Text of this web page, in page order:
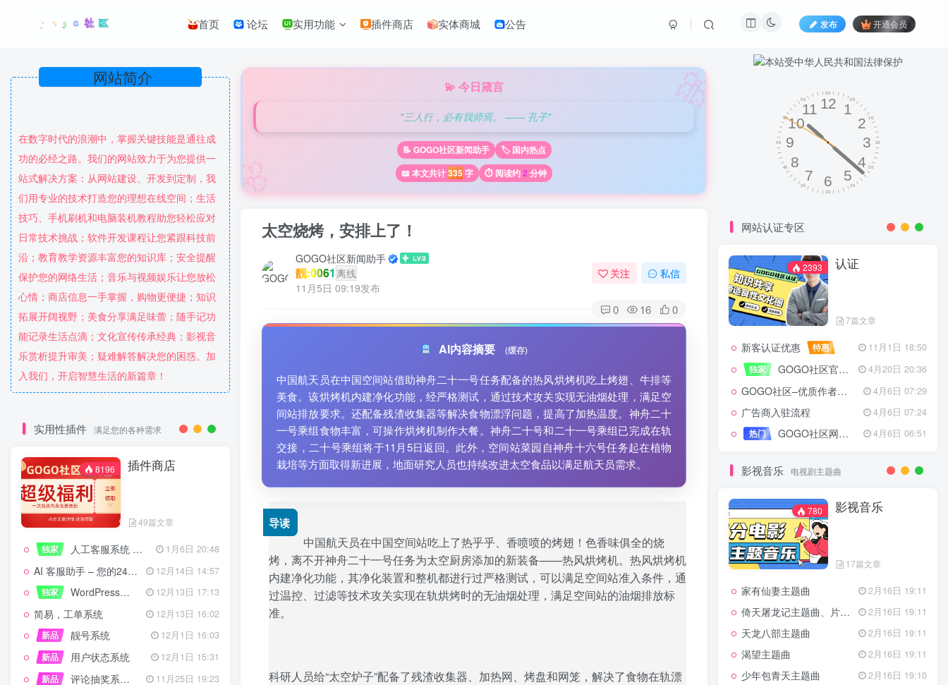
首页 论坛 实用功能 插件商店 实体商城 公告 发布 开通会员
在数字时代的浪潮中，掌握关键技能是通往成
功的必经之路。我们的网站致力于为您提供一
站式解决方案：从网站建设、开发到定制，我
们用专业的技术打造您的理想在线空间；生活
技巧、手机刷机和电脑装机教程助您轻松应对
日常技术挑战；软件开发课程让您紧跟科技前
沿；教育教学资源丰富您的知识库；安全提醒
保护您的网络生活；音乐与视频娱乐让您放松
心情；商店信息一手掌握，购物更便捷；知识
拓展开阔视野；美食分享满足味蕾；随手记功
能记录生活点滴；文化宣传传承经典；影视音
乐赏析提升审美；疑难解答解决您的困惑。加
入我们，开启智慧生活的新篇章！
实用性插件 满足您的各种需求
8196 插件商店
49篇文章
独家 人工客服系统 技术开发文档 1月6日 20:48
AI 客服助手 – 您的24/7智能客服专家
12月14日 14:57
独家
WordPress设备管理器插件 – 专业版 12月13日 17:13
简易，工单系统
12月13日 16:02
新品
靓号系统
12月1日 16:03
新品
用户状态系统
12月1日 15:31
新品
评论抽奖系统 – 完整功能详解
11月25日 19:23
🎀
🌸
💫 今日箴言
"三人行，必有我师焉。 —— 孔子"
📝 GOGO社区新闻助手
🏷️ 国内热点
📖 本文共计335字 ⏱️ 阅读约2 分钟
太空烧烤，安排上了！
GOGO社区新闻助手
靓:0061 离线
11月5日 09:19发布
关注 私信
0 16 0
AI内容摘要 (缓存)
中国航天员在中国空间站借助神舟二十一号任务配备的热风烘烤机吃上烤翅、牛排等
美食。该烘烤机内建净化功能，经严格测试，通过技术攻关实现无油烟处理，满足空
间站排放要求。还配备残渣收集器等解决食物漂浮问题，提高了加热温度。神舟二十
一号乘组食物丰富，可操作烘烤机制作大餐。神舟二十号和二十一号乘组已完成在轨
交接，二十号乘组将于11月5日返回。此外，空间站菜园自神舟十六号任务起在植物
栽培等方面取得新进展，地面研究人员也持续改进太空食品以满足航天员需求。
导读
中国航天员在中国空间站吃上了热乎乎、香喷喷的烤翅！色香味俱全的烧
烤，离不开神舟二十一号任务为太空厨房添加的新装备——热风烘烤机。热风烘烤机
内建净化功能，其净化装置和整机都进行过严格测试，可以满足空间站准入条件，通
过温控、过滤等技术攻关实现在轨烘烤时的无油烟处理，满足空间站的油烟排放标
准。
科研人员给“太空炉子”配备了残渣收集器、加热网、烤盘和网笼，解决了食物在轨漂
网站认证专区
2393 认证
7篇文章
新客认证优惠 特惠
11月1日 18:50
独家
GOGO社区官方成员认证 4月20日 20:36
GOGO社区–优质作者认证 4月6日 07:29
广告商入驻流程
4月6日 07:24
热门
GOGO社区网站搭建(自助服务) 4月6日 06:51
影视音乐 电视剧主题曲
780 影视音乐
17篇文章
家有仙妻主题曲 2月16日 19:11
倚天屠龙记主题曲、片头曲 2月16日 19:11
天龙八部主题曲 2月16日 19:11
渴望主题曲 2月16日 19:11
少年包青天主题曲 2月16日 19:10